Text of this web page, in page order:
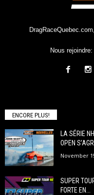
Nous rejoindre:
ENCORE PLUS!
LA SÉRIE
OPEN
November
SUPER
FORTE EN...